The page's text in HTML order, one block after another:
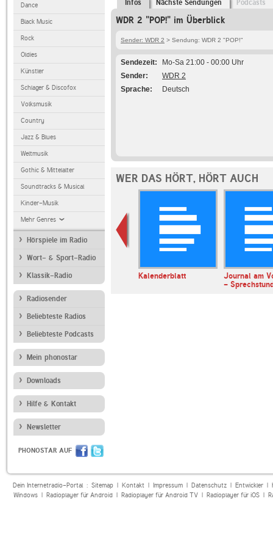
Dance
Black Music
Rock
Oldies
Künstler
Schlager & Discofox
Volksmusik
Country
Jazz & Blues
Weltmusik
Gothic & Mittelalter
Soundtracks & Musical
Kinder-Musik
Mehr Genres
Hörspiele im Radio
Wort- & Sport-Radio
Klassik-Radio
Radiosender
Beliebteste Radios
Beliebteste Podcasts
Mein phonostar
Downloads
Hilfe & Kontakt
Newsletter
PHONOSTAR AUF
Infos Nächste Sendungen Podcasts
WDR 2 "POP!" im Überblick
Sender: WDR 2 > Sendung: WDR 2 "POP!"
Sendezeit
Mo-Sa 21:00 - 00:00 Uhr
Sender
WDR 2
Sprache
Deutsch
WER DAS HÖRT, HÖRT AUCH
ARD Radiofestival:
Jazz
Kalenderblatt
Journal am
-
Dein Internetradio-Portal : Sitemap| Kontakt| Impressum| Datenschutz| Entwickler|
Windows| Radioplayer für Android| Radioplayer für Android TV| Radioplayer für iOS|